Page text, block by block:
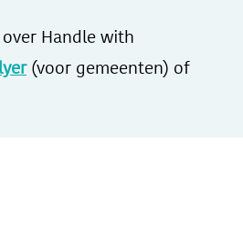
Handle with
(voor gemeenten) of